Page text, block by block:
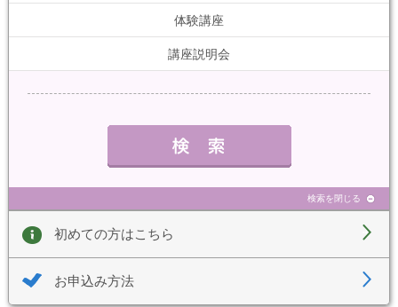
体験講座
講座説明会
検索を閉じる
初めての方はこちら
お申込み方法